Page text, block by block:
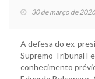
30 de março de 2026
A defesa do ex-
Supremo Tribunal
conhecimento